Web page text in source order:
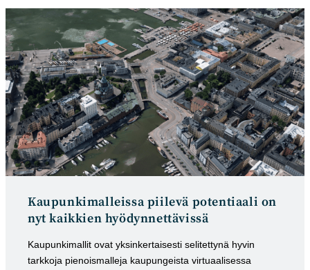
Kaupunkimalleissa piilevä potentiaali on
nyt kaikkien hyödynnettävissä
Kaupunkimallit ovat yksinkertaisesti selitettynä hyvin
tarkkoja pienoismalleja kaupungeista virtuaalisessa